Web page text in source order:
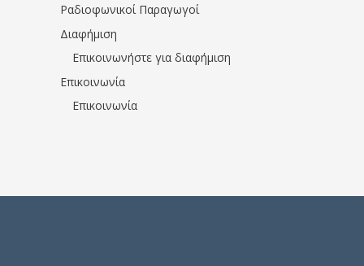
Ραδιοφωνικοί Παραγωγοί
Διαφήμιση
Επικοινωνήστε για διαφήμιση
Επικοινωνία
Επικοινωνία